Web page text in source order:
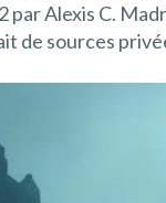
par Alexis C.
de sources